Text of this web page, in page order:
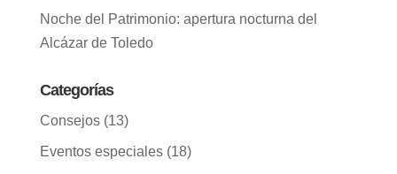
Noche del Patrimonio: apertura nocturna del
Alcázar de Toledo
Categorías
Consejos(13)
Eventos especiales(18)